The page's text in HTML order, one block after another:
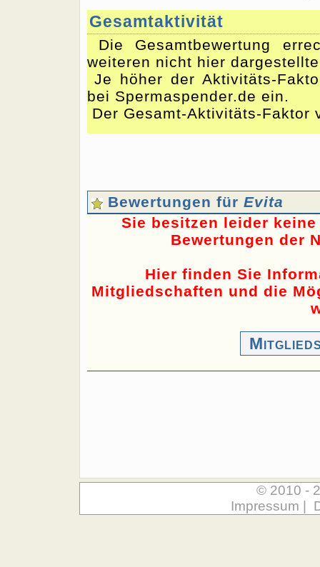
Gesamtaktivität
Die Gesamtbewertung
weiteren nicht hier
Je höher der Aktivitäts-
bei Spermaspender.de ein.
Der Gesamt-Aktivitäts-
Bewertungen für Evita
Sie besitzen leider
Bewertungen der
Hier finden Sie
Mitgliedschaften und die
© 2010 -
Impressum